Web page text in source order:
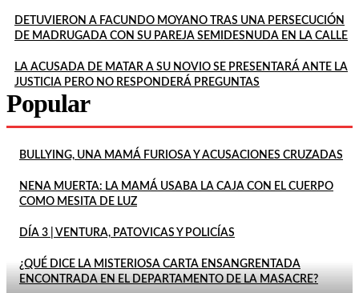
DETUVIERON A FACUNDO MOYANO TRAS UNA PERSECUCIÓN
DE MADRUGADA CON SU PAREJA SEMIDESNUDA EN LA CALLE
LA ACUSADA DE MATAR A SU NOVIO SE PRESENTARÁ ANTE LA
JUSTICIA PERO NO RESPONDERÁ PREGUNTAS
Popular
BULLYING, UNA MAMÁ FURIOSA Y ACUSACIONES CRUZADAS
NENA MUERTA: LA MAMÁ USABA LA CAJA CON EL CUERPO
COMO MESITA DE LUZ
DÍA 3 | VENTURA, PATOVICAS Y POLICÍAS
¿QUÉ DICE LA MISTERIOSA CARTA ENSANGRENTADA
ENCONTRADA EN EL DEPARTAMENTO DE LA MASACRE?